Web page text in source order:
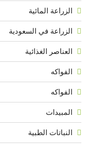
الزراعة المائية
الزراعة في السعودية
العناصر الغذائية
الفواكه
الفواكه
المبيدات
النباتات الطبية